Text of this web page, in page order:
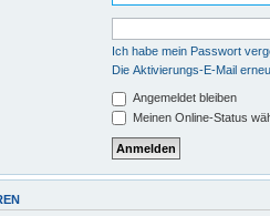
Ich habe mein Passwort
Die Aktivierungs-E-Mail
Angemeldet bleiben
Meinen Online-Status